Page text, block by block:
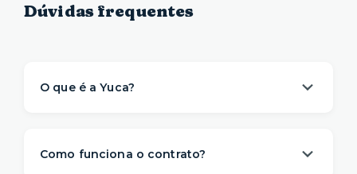
Dúvidas frequentes
O que é a Yuca?
morar . Nós descomplicamos o aluguel para
Como funciona o contrato?